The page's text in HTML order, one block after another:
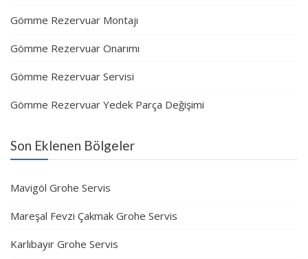
Gömme Rezervuar Montajı
Gömme Rezervuar Onarımı
Gömme Rezervuar Servisi
Gömme Rezervuar Yedek Parça Değişimi
Son Eklenen Bölgeler
Mavigöl Grohe Servis
Mareşal Fevzi Çakmak Grohe Servis
Karlıbayır Grohe Servis